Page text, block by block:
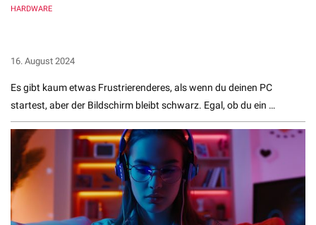
HARDWARE
16. August 2024
Es gibt kaum etwas Frustrierenderes, als wenn du deinen PC
startest, aber der Bildschirm bleibt schwarz. Egal, ob du ein …